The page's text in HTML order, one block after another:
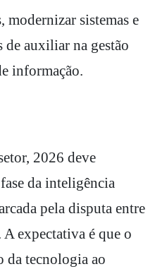
modernizar sistemas e
de auxiliar na gestão
informação.
2026 deve
da inteligência
pela disputa entre
expectativa é que o
da tecnologia ao